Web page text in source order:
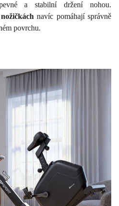
a stabilní držení nohou.
navíc pomáhají správně
povrchu.